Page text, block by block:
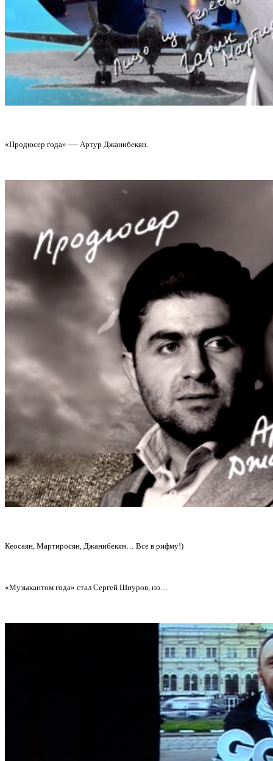
«Продюсер года» — Артур Джанибекян.
Кеосаян, Мартиросян, Джанибекян… Все в рифму!)
«Музыкантом года» стал Сергей Шнуров, но…